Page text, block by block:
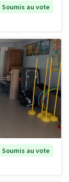
Soumis au vote
Soumis au vote